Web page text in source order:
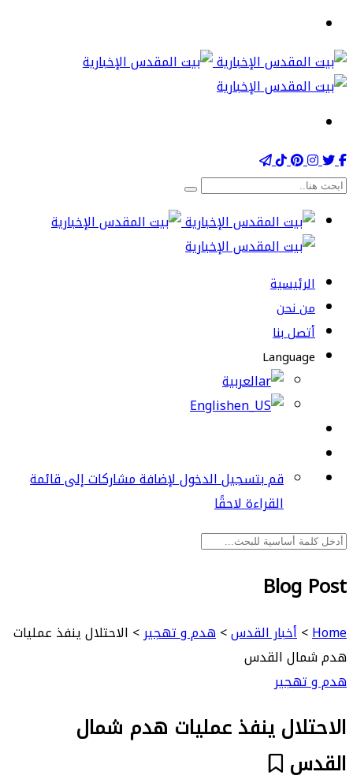
الرئيسية
من نحن
أتصل بنا
Language
العربية
English
قم بتسجيل الدخول لإضافة مشاركات إلى قائمة
القراءة لاحقًا
Blog Post
Home
>أخبار القدس>هدم و تهجير> الاحتلال ينفذ عمليات
هدم شمال القدس
هدم و تهجير
الاحتلال ينفذ عمليات هدم شمال
القدس